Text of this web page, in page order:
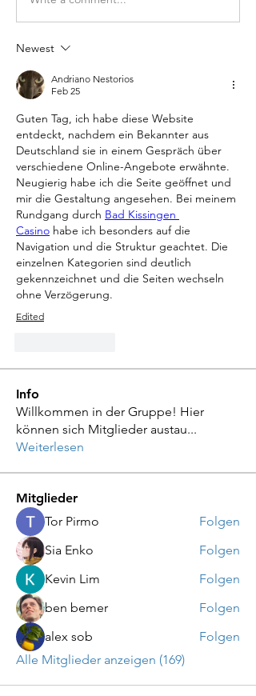
Newest
Andriano Nestorios
Feb 25
Guten Tag, ich habe diese Website
entdeckt, nachdem ein Bekannter aus
Deutschland sie in einem Gespräch über
verschiedene Online-Angebote erwähnte.
Neugierig habe ich die Seite geöffnet und
mir die Gestaltung angesehen. Bei meinem
Rundgang durch Bad Kissingen
Casino habe ich besonders auf die
Navigation und die Struktur geachtet. Die
einzelnen Kategorien sind deutlich
gekennzeichnet und die Seiten wechseln
ohne Verzögerung.
Edited
Info
Willkommen in der Gruppe! Hier
können sich Mitglieder austau...
Weiterlesen
Mitglieder
Tor Pirmo
Folgen
Sia Enko
Folgen
Kevin Lim
Folgen
ben bemer
Folgen
alex sob
Folgen
Alle Mitglieder anzeigen (169)